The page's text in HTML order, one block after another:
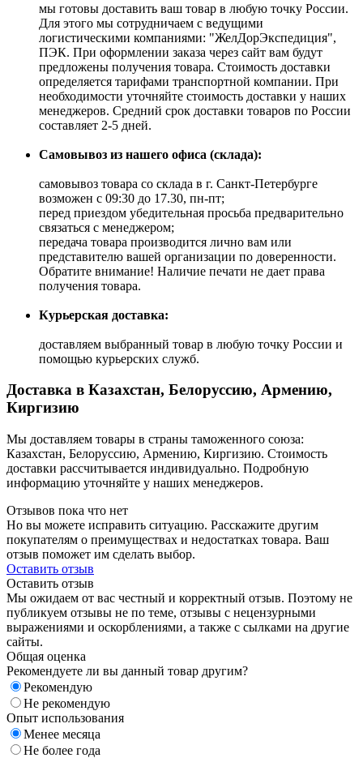
мы готовы доставить ваш товар в любую точку России.
Для этого мы сотрудничаем с ведущими
логистическими компаниями: "ЖелДорЭкспедиция",
ПЭК. При оформлении заказа через сайт вам будут
предложены получения товара. Стоимость доставки
определяется тарифами транспортной компании. При
необходимости уточняйте стоимость доставки у наших
менеджеров. Средний срок доставки товаров по России
составляет 2-5 дней.
Самовывоз из нашего офиса (склада):
самовывоз товара со склада в г. Санкт-Петербурге
возможен с 09:30 до 17.30, пн-пт;
перед приездом убедительная просьба предварительно
связаться с менеджером;
передача товара производится лично вам или
представителю вашей организации по доверенности.
Обратите внимание! Наличие печати не дает права
получения товара.
Курьерская доставка:
доставляем выбранный товар в любую точку России и
помощью курьерских служб.
Доставка в Казахстан, Белоруссию, Армению,
Киргизию
Мы доставляем товары в страны таможенного союза:
Казахстан, Белоруссию, Армению, Киргизию. Стоимость
доставки рассчитывается индивидуально. Подробную
информацию уточняйте у наших менеджеров.
Отзывов пока что нет
Но вы можете исправить ситуацию. Расскажите другим
покупателям о преимуществах и недостатках товара. Ваш
отзыв поможет им сделать выбор.
Оставить отзыв
Оставить отзыв
Мы ожидаем от вас честный и корректный отзыв. Поэтому не
публикуем отзывы не по теме, отзывы с нецензурными
выражениями и оскорблениями, а также с сылками на другие
сайты.
Общая оценка
Рекомендуете ли вы данный товар другим?
Рекомендую
Не рекомендую
Опыт использования
Менее месяца
Не более года